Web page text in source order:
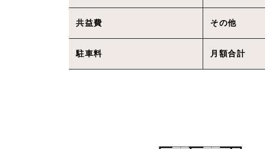
共益費 その他
駐車料 月額合計